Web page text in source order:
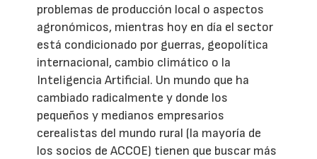
problemas de producción local o aspectos
agronómicos, mientras hoy en día el sector
está condicionado por guerras, geopolítica
internacional, cambio climático o la
Inteligencia Artificial. Un mundo que ha
cambiado radicalmente y donde los
pequeños y medianos empresarios
cerealistas del mundo rural (la mayoría de
los socios de ACCOE) tienen que buscar más